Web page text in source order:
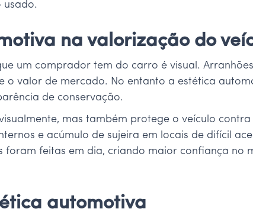
usado.
na valorização do
um comprador tem do carro é visual.
o valor de mercado. No entanto a estética
de conservação.
mas também protege o veículo
e acúmulo de sujeira em locais de difícil
foram feitas em dia, criando maior confiança no
automotiva